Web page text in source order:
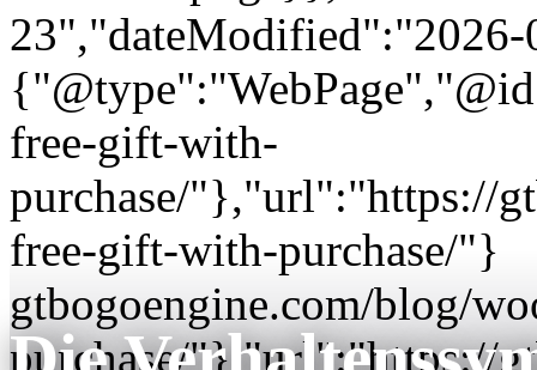
free-gift-with-
purchase/"},"url":"https://
free-gift-with-purchase/"}
gtbogoengine.com/blog/
purchase/"},"url":"https://